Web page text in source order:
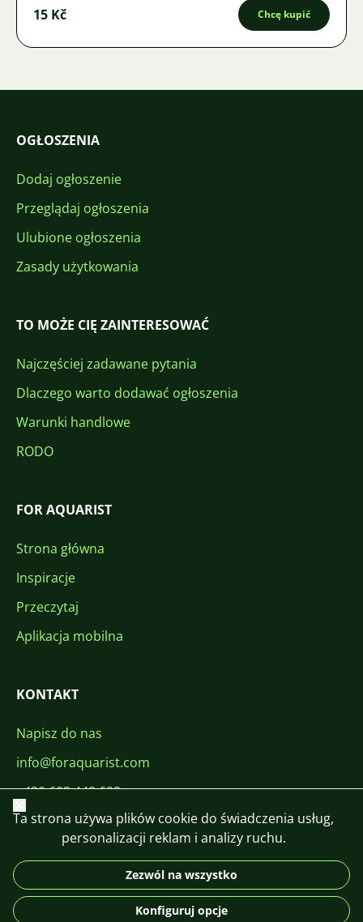
15 Kč Chcę kupić
OGŁOSZENIA
Dodaj ogłoszenie
Przeglądaj ogłoszenia
Ulubione ogłoszenia
Zasady użytkowania
TO MOŻE CIĘ ZAINTERESOWAĆ
Najczęściej zadawane pytania
Dlaczego warto dodawać ogłoszenia
Warunki handlowe
RODO
FOR AQUARIST
Strona główna
Inspiracje
Przeczytaj
Aplikacja mobilna
KONTAKT
Napisz do nas
info@foraquarist.com
+420 603 449 602
DE
Zamknij
Ta strona używa plików cookie do świadczenia usług,
personalizacji reklam i analizy ruchu.
Zezwól na wszystko
Konfiguruj opcje